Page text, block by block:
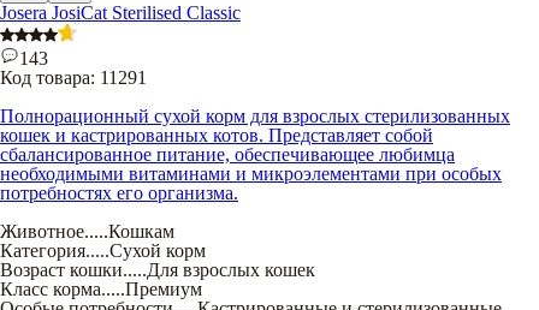
Josera JosiCat Sterilised Classic
143
Код товара: 11291
Полнорационный сухой корм для взрослых стерилизованных
кошек и кастрированных котов. Представляет собой
сбалансированное питание, обеспечивающее любимца
необходимыми витаминами и микроэлементами при особых
потребностях его организма.
Животное.....Кошкам
Категория.....Сухой корм
Возраст кошки.....Для взрослых кошек
Класс корма.....Премиум